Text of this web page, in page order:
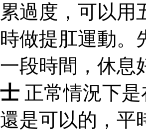
累過度，可以用
時做提肛運動。
一段時間，休息
士 正常情況下
還是可以的，平